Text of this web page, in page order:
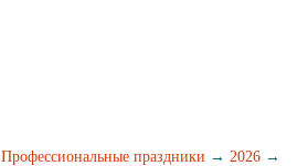
Профессиональные праздники → 2026 →